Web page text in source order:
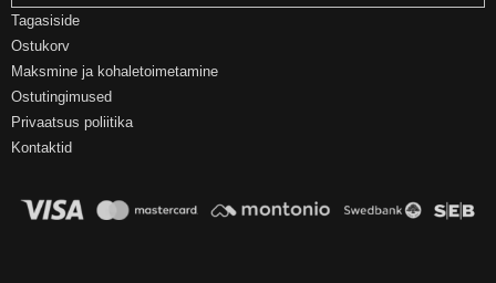
Tagasiside
Ostukorv
Maksmine ja kohaletoimetamine
Ostutingimused
Privaatsus poliitika
Kontaktid